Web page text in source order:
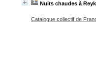
Nuits chaudes à
Catalogue collectif de